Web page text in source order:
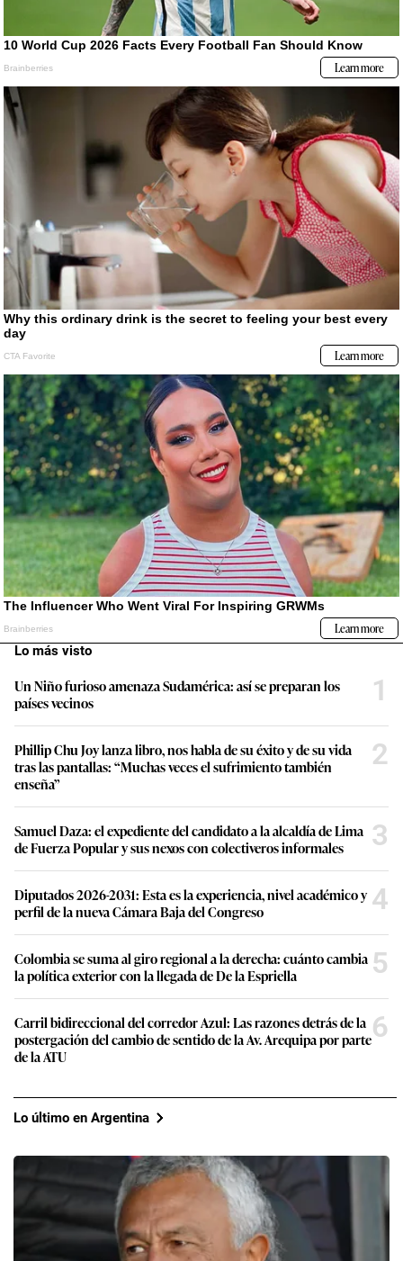
Lo más visto
Un Niño furioso amenaza Sudamérica: así se preparan los
países vecinos
1
Phillip Chu Joy lanza libro, nos habla de su éxito y de su vida
tras las pantallas: “Muchas veces el sufrimiento también
enseña”
2
Samuel Daza: el expediente del candidato a la alcaldía de Lima
de Fuerza Popular y sus nexos con colectiveros informales
3
Diputados 2026-2031: Esta es la experiencia, nivel académico y
perfil de la nueva Cámara Baja del Congreso
4
Colombia se suma al giro regional a la derecha: cuánto cambia
la política exterior con la llegada de De la Espriella
5
Carril bidireccional del corredor Azul: Las razones detrás de la
postergación del cambio de sentido de la Av. Arequipa por parte
de la ATU
6
Lo último en Argentina